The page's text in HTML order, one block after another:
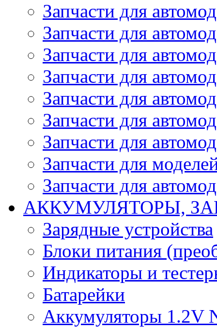
Запчасти для
Запчасти для
Запчасти для
Запчасти для
Запчасти для
Запчасти для
Запчасти для
Запчасти для
Запчасти для
АККУМУЛЯТОРЫ,
Зарядные устройства
Блоки питания
Индикаторы и
Батарейки
Аккумуляторы 1.2V